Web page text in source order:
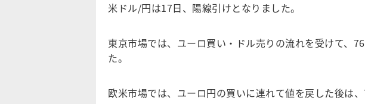
米ドル/円は17日、陽線引けとなりました。
東京市場では、ユーロ買い・ドル売りの流れを受けて、
た。
欧米市場では、ユーロ円の買いに連れて値を戻した後は